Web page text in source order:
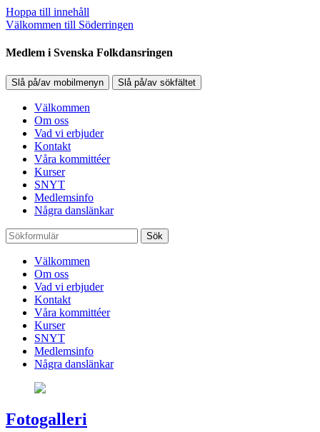
Hoppa till innehåll
Välkommen till Söderringen
Medlem i Svenska Folkdansringen
Slå på/av mobilmenyn Slå på/av sökfältet
Välkommen
Om oss
Vad vi erbjuder
Kontakt
Våra kommittéer
Kurser
SNYT
Medlemsinfo
Några danslänkar
Sök
Välkommen
Om oss
Vad vi erbjuder
Kontakt
Våra kommittéer
Kurser
SNYT
Medlemsinfo
Några danslänkar
Fotogalleri